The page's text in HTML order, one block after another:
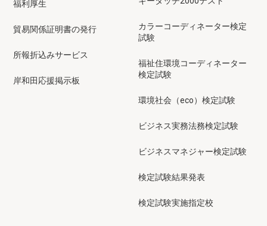
福利厚生
貿易関係証明書の発行
所報折込みサービス
岸和田応援掲示板
カラーコーディネーター検定
試験
福祉住環境コーディネーター
検定試験
環境社会（eco）検定試験
ビジネス実務法務検定試験
ビジネスマネジャー検定試験
検定試験結果発表
検定試験実施指定校